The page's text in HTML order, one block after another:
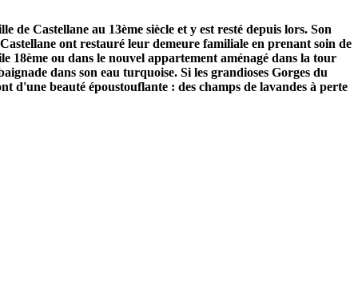
Castellane au 13ème siècle et y est resté depuis lors. Son
ont restauré leur demeure familiale en prenant soin de
18ème ou dans le nouvel appartement aménagé dans la tour
dans son eau turquoise. Si les grandioses Gorges du
d'une beauté époustouflante : des champs de lavandes à perte